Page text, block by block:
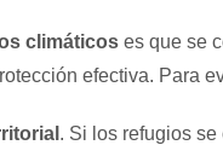
climáticos es que se
efectiva. Para
. Si los refugios